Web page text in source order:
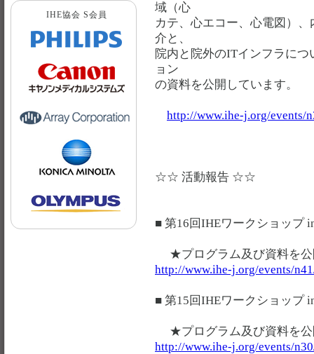
域（心
カテ、心エコー、心電図）
介と、
院内と院外のITインフラに
ョン
の資料を公開しています。
http://www.ihe-j.org/events/
☆☆ 活動報告 ☆☆
■ 第16回IHEワークショップ
★プログラム及び資料を公
http://www.ihe-j.org/events/
■ 第15回IHEワークショップ
★プログラム及び資料を公
http://www.ihe-j.org/events/
IHE協会 S会員